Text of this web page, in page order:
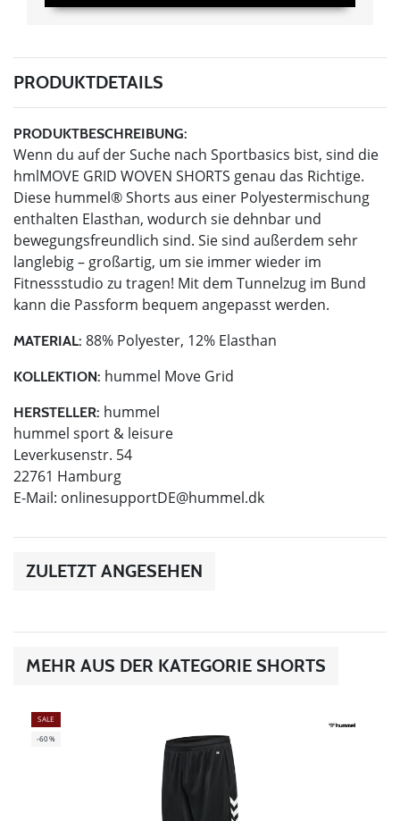
PRODUKTDETAILS
PRODUKTBESCHREIBUNG:
Wenn du auf der Suche nach Sportbasics bist, sind die
hmlMOVE GRID WOVEN SHORTS genau das Richtige.
Diese hummel® Shorts aus einer Polyestermischung
enthalten Elasthan, wodurch sie dehnbar und
bewegungsfreundlich sind. Sie sind außerdem sehr
langlebig – großartig, um sie immer wieder im
Fitnessstudio zu tragen! Mit dem Tunnelzug im Bund
kann die Passform bequem angepasst werden.
MATERIAL: 88% Polyester, 12% Elasthan
KOLLEKTION: hummel Move Grid
HERSTELLER: hummel
hummel sport & leisure
Leverkusenstr. 54
22761 Hamburg
E-Mail: onlinesupportDE@hummel.dk
ZULETZT ANGESEHEN
MEHR AUS DER KATEGORIE SHORTS
SALE
-60%